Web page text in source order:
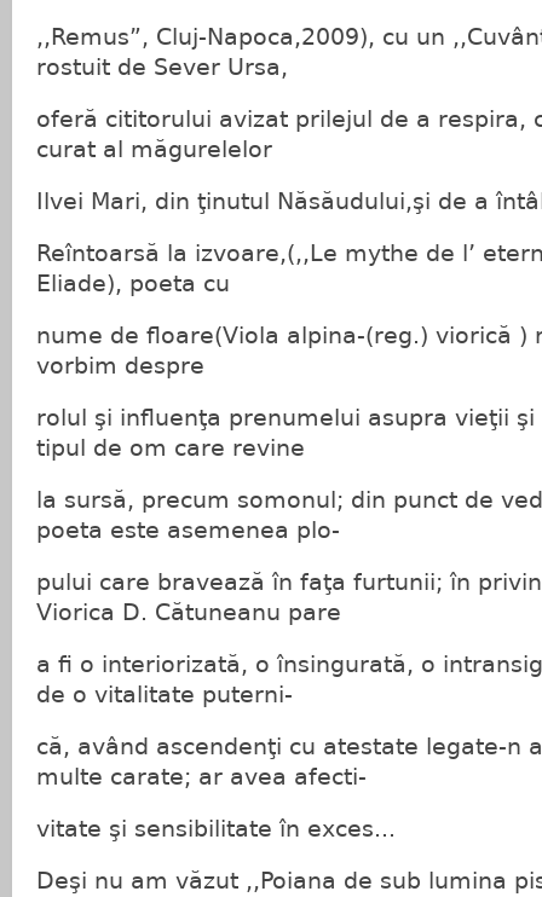
,,Remus”, Cluj-Napoca,2009), cu un
rostuit de Sever Ursa,
oferă cititorului avizat prilejul de a respira,
curat al măgurelelor
Ilvei Mari, din ţinutul Năsăudului,şi de a
Reîntoarsă la izvoare,(,,Le mythe de l’
Eliade), poeta cu
nume de floare(Viola alpina-(reg.) viorică )
vorbim despre
rolul şi influenţa prenumelui asupra vieţii
tipul de om care revine
la sursă, precum somonul; din punct de
poeta este asemenea plo-
pului care bravează în faţa furtunii; în
Viorica D. Cătuneanu pare
a fi o interiorizată, o însingurată, o
de o vitalitate puterni-
că, având ascendenţi cu atestate legate-n
multe carate; ar avea afecti-
vitate şi sensibilitate în exces...
Deşi nu am văzut ,,Poiana de sub lumina